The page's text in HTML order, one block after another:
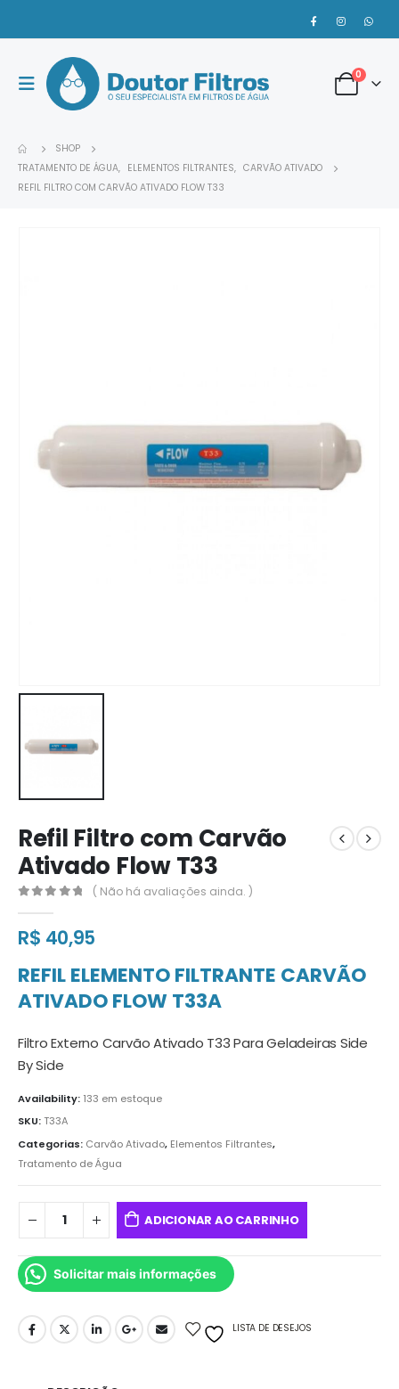
0
SHOP
TRATAMENTO DE ÁGUA, ELEMENTOS FILTRANTES, CARVÃO ATIVADO
REFIL FILTRO COM CARVÃO ATIVADO FLOW T33
Refil Filtro com Carvão
Ativado Flow T33
( Não há avaliações ainda. )
R$ 40,95
REFIL ELEMENTO FILTRANTE CARVÃO
ATIVADO FLOW T33A
Filtro Externo Carvão Ativado T33 Para Geladeiras Side
By Side
Availability: 133 em estoque
SKU:T33A
Categorias: Carvão Ativado, Elementos Filtrantes,
Tratamento de Água
ADICIONAR AO CARRINHO
Solicitar mais informações
LISTA DE DESEJOS